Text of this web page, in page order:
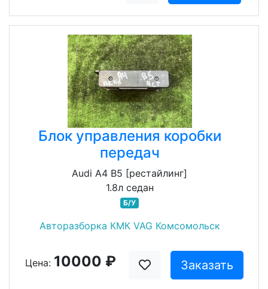
Блок управления коробки
передач
Audi A4 B5 [рестайлинг]
1.8л седан
Б/У
Авторазборка КМК VAG Комсомольск
Цена: 10000 ₽ Заказать